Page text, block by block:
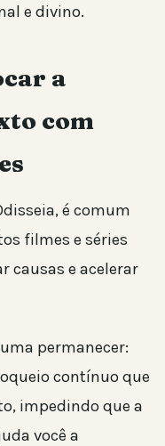
e divino.
a
com
é comum
filmes e séries
causas e acelerar
permanecer:
contínuo que
impedindo que a
você a